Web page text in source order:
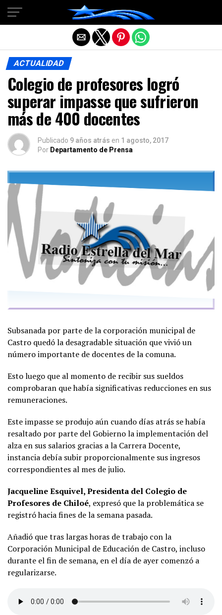
ACTUALIDAD
Colegio de profesores logró
superar impasse que sufrieron
más de 400 docentes
Publicado 9 años atrás en 1 agosto, 2017
Por Departamento de Prensa
Subsanada por parte de la corporación municipal de
Castro quedó la desagradable situación que vivió un
número importante de docentes de la comuna.
Esto luego que al momento de recibir sus sueldos
comprobaran que había significativas reducciones en sus
remuneraciones.
Este impasse se produjo aún cuando días atrás se había
resaltado por parte del Gobierno la implementación del
alza en sus salarios gracias a la Carrera Docente,
instancia debía subir proporcionalmente sus ingresos
correspondientes al mes de julio.
Jacqueline Esquivel, Presidenta del Colegio de
Profesores de Chiloé, expresó que la problemática se
registró hacia fines de la semana pasada.
Añadió que tras largas horas de trabajo con la
Corporación Municipal de Educación de Castro, incluso
durante el fin de semana, en el día de ayer comenzó a
regularizarse.
Salir de la versión móvil